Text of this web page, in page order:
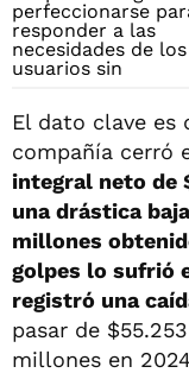
El dato clave
compañía cerró
integral neto de
una drástica
millones
golpes lo sufrió
registró una
pasar de
millones en